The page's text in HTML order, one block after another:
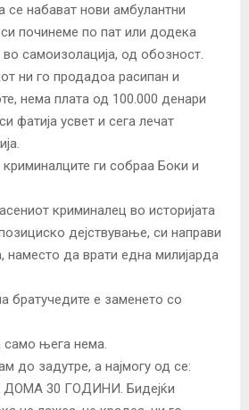
набават нови амбулантни
починеме по пат или додека
самоизолација, од обозност.
ни го продадоа расипан и
нема плата од 100.000 денари
фатија усвет и сега лечат
ги собраа Боки и
криминалец во историјата
дејствување, си направи
наместо да врати една милијарда
братучедите е заменето со
само њега нема.
до задутре, а најмогу од се:
30 ГОДИНИ. Бидејќи